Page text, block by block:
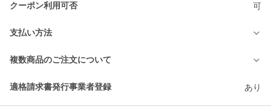
クーポン利用可否 可
支払い方法
複数商品のご注文について
適格請求書発行事業者登録 あり